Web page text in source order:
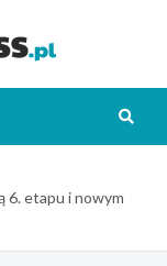
6. etapu i nowym